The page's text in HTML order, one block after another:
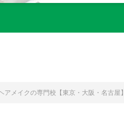
メイクの専門校【東京・大阪・名古屋】